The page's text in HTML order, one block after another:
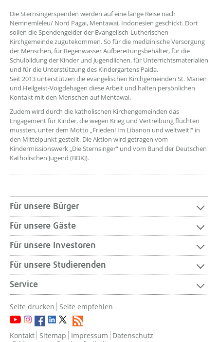
Die Sternsingerspenden werden auf eine lange Reise nach
Nemnemleleu/ Nord Pagai, Mentawai, Indonesien geschickt. Dort
sollen die Spendengelder der Evangelisch-Lutherischen
Kirchgemeinde zugutekommen. So für die medizinische Versorgung
der Menschen, für Regenwasser Aufbereitungsbehälter, für die
Schulbildung der Kinder und Jugendlichen, für Unterrichtsmaterialien
und für die Unterstützung des Kindergartens Paida.
Seit 2013 unterstützen die evangelischen Kirchgemeinden St. Marien
und Heilgeist-Voigdehagen diese Arbeit und halten persönlichen
Kontakt mit den Menschen auf Mentawai.
Zudem wird durch die katholischen Kirchengemeinden das
Engagement für Kinder, die wegen Krieg und Vertreibung flüchten
mussten, unter dem Motto „Frieden! Im Libanon und weltweit!“ in
den Mittelpunkt gestellt. Die Aktion wird getragen vom
Kindermissionswerk „Die Sternsinger“ und vom Bund der Deutschen
Katholischen Jugend (BDKJ).
Für unsere Bürger
Für unsere Gäste
Für unsere Investoren
Für unsere Studierenden
Service
Seite drucken Seite empfehlen
Kontakt Sitemap Impressum Datenschutz